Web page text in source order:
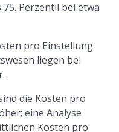
75. Perzentil bei etwa
pro Einstellung
liegen bei
die Kosten pro
eine Analyse
Kosten pro